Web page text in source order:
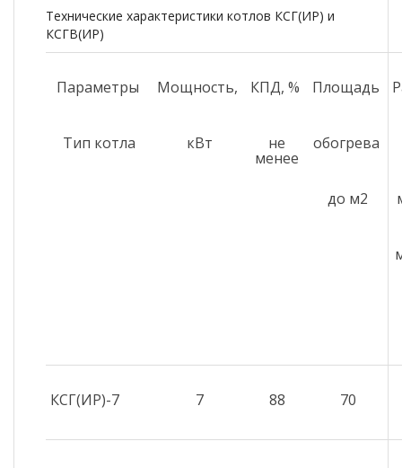
Технические характеристики котлов КСГ(ИР) и
КСГВ(ИР)
Параметры
Тип котла
Мощность,
кВт
КПД, %
не
менее
Площадь
обогрева
до м2
КСГ(ИР)-7 7 88 70